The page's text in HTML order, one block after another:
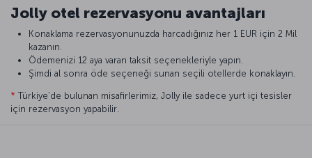
Jolly otel rezervasyonu avantajları
Konaklama rezervasyonunuzda harcadığınız her 1 EUR için 2 Mil
kazanın.
Ödemenizi 12 aya varan taksit seçenekleriyle yapın.
Şimdi al sonra öde seçeneği sunan seçili otellerde konaklayın.
* Türkiye’de bulunan misafirlerimiz, Jolly ile sadece yurt içi tesisler
için rezervasyon yapabilir.